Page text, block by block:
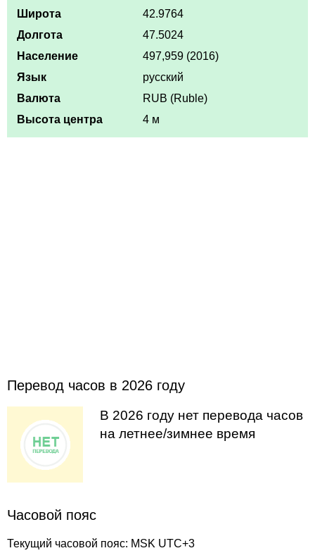
Широта
42.9764
Долгота
47.5024
Население
497,959 (2016)
Язык
русский
Валюта
RUB (Ruble)
Высота центра
4 м
Перевод часов в 2026 году
В 2026 году нет перевода часов
на летнее/зимнее время
Часовой пояс
Текущий часовой пояс: MSK UTC+3